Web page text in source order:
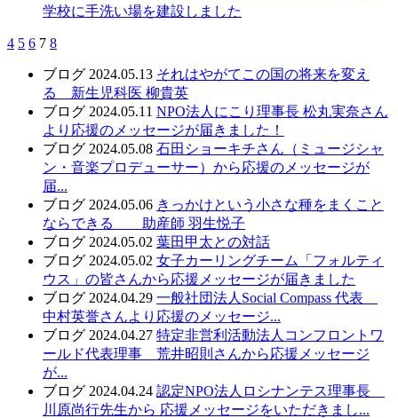
学校に手洗い場を建設しました
4 5 6 7 8
ブログ 2024.05.13 それはやがてこの国の将来を変え
る 新生児科医 柳貴英
ブログ 2024.05.11 NPO法人にこり理事長 松丸実奈さん
より応援のメッセージが届きました！
ブログ 2024.05.08 石田ショーキチさん（ミュージシャ
ン・音楽プロデューサー）から応援のメッセージが
届...
ブログ 2024.05.06 きっかけという小さな種をまくこと
ならできる 助産師 羽生悦子
ブログ 2024.05.02 葉田甲太との対話
ブログ 2024.05.02 女子カーリングチーム「フォルティ
ウス」の皆さんから応援メッセージが届きました
ブログ 2024.04.29 一般社団法人Social Compass 代表
中村英誉さんより応援のメッセージ...
ブログ 2024.04.27 特定非営利活動法人コンフロントワ
ールド代表理事 荒井昭則さんから応援メッセージ
が...
ブログ 2024.04.24 認定NPO法人ロシナンテス理事長
川原尚行先生から 応援メッセージをいただきまし...